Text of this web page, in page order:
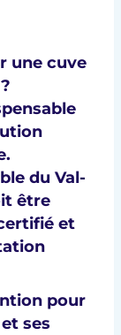
une cuve
du Val-
être
et
pour
ses